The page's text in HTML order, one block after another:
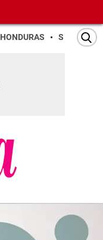
HONDURAS SAN PEDRO